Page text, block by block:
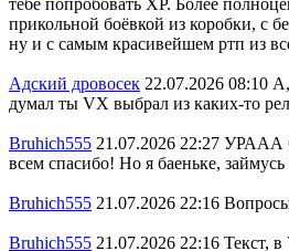
тебе попробовать XP. Более
прикольной боёвкой из коробки, с
ну и с самым красивейшем ртп из
Адский дровосек 22.07.2026 08:10
думал ты VX выбрал из каких-то
Bruhich555 21.07.2026 22:27 УРААА
всем спасибо! Но я баеньке,
Bruhich555 21.07.2026 22:16
Bruhich555 21.07.2026 22:16 Текст,